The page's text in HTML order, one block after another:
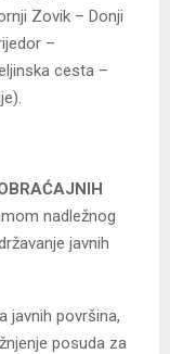
Zovik – Donji
–
cesta –
nadležnog
javnih
javnih površina,
posuda za